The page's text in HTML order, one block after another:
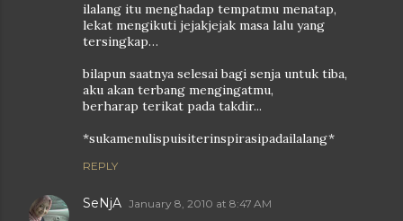
ilalang itu menghadap tempatmu menatap,
lekat mengikuti jejakjejak masa lalu yang
tersingkap…
bilapun saatnya selesai bagi senja untuk tiba,
aku akan terbang mengingatmu,
berharap terikat pada takdir...
*sukamenulispuisiterinspirasipadailalang*
REPLY
SeNjA January 8, 2010 at 8:47 AM